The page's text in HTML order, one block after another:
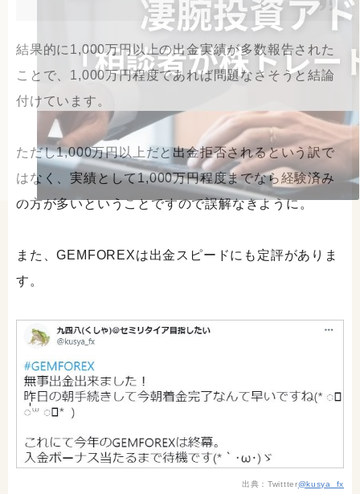
結果的に1,000万円以上の出金実績が多数報告された
ことで、1,000万円程度であれば問題なさそうと結論
付けています。
ただし1,000万円以上だと出金拒否されるという訳で
はなく、実績として1,000万円程度までなら経験済み
の方が多いということですので誤解なきように。
また、GEMFOREXは出金スピードにも定評がありま
す。
出典：Twittter@kusya_fx